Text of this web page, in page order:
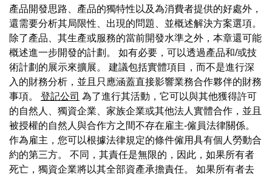
產品開發思路、產品的獨特性以及為消費者提供的好處外，
還需要分析其局限性、出現的問題、並概述解決方案選項。
除了產品、其生產或服務的當前開發水準之外，本章還可能
概述進一步開發的計劃。 如有必要，可以透過產品和/或技
術計劃的展示來擴展。 建議包括實體項目，而不是進行深
入的財務分析，並且只應涵蓋直接影響業務合作夥伴的財務
事項。 登記公司 為了進行其活動，它可以與其他獲得許可
的自然人、獨資企業、家族企業或其他法人實體合作，並且
被授權的自然人與合作方之間不存在雇主-僱員法律關係。
作為雇主，您可以根據法律規定的條件僱用具有個人勞動合
約的第三方。 不同，其責任是無限的，因此，如果所有者
死亡，獨資企業將以其全部資產承擔責任。 如果所有者去